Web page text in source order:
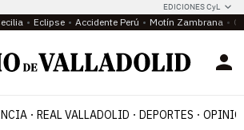
EDICIONES CyL
Eclipse Accidente Perú Motín Zambrana
REAL VALLADOLID DEPORTES